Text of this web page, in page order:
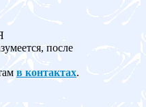
после
в контактах.